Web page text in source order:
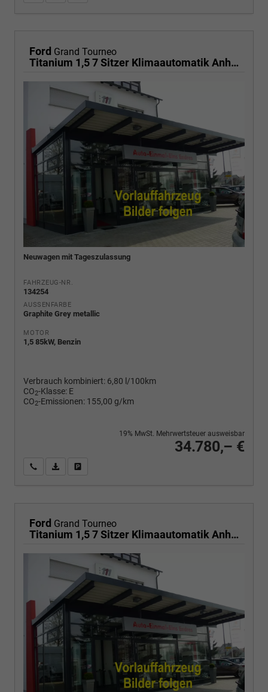
Ford Grand Tourneo
Titanium 1,5 7 Sitzer Klimaautomatik Anhängerkupplung Sitzheizung Einparkhilfe Kamera 17 Zoll Leichtmetall ACC
Neuwagen mit Tageszulassung
FAHRZEUG-NR.
134254
AUSSENFARBE
Graphite Grey metallic
MOTOR
1,5 85kW, Benzin
Verbrauch kombiniert: 6,80 l/100km
CO2-Klasse: E
CO2-Emissionen: 155,00 g/km
34.780,– €
19% MwSt. Mehrwertsteuer ausweisbar
Wir rufen Sie anPDF-Fahrzeugexposé drucken
Ford Grand Tourneo
Titanium 1,5 7 Sitzer Klimaautomatik Anhängerkupplung Sitzheizung Einparkhilfe Kamera 17 Zoll Leichtmetall ACC